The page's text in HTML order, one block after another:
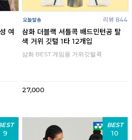
여
리뷰 844
삼화 더블랙 셔틀콕 배드민턴공 탈
색 거위 깃털 1타 12개입
삼화 BEST 게임용 거위깃털콕
27,000
9
BEST
10